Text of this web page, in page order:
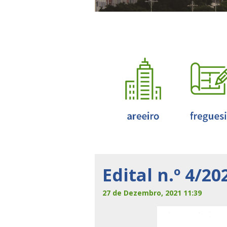
Edital n.º 4/
27 de Dezembro, 2021 11:39